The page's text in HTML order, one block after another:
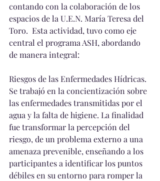
contando con la colaboración de los
espacios de la U.E.N. María Teresa del
Toro.  Esta actividad, tuvo como eje
central el programa ASH, abordando
de manera integral:
Riesgos de las Enfermedades Hídricas.
Se trabajó en la concientización sobre
las enfermedades transmitidas por el
agua y la falta de higiene. La finalidad
fue transformar la percepción del
riesgo, de un problema externo a una
amenaza prevenible, enseñando a los
participantes a identificar los puntos
débiles en su entorno para romper la